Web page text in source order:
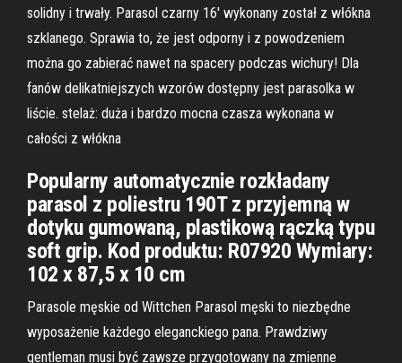
solidny i trwały. Parasol czarny 16' wykonany został z włókna
szklanego. Sprawia to, że jest odporny i z powodzeniem
można go zabierać nawet na spacery podczas wichury! Dla
fanów delikatniejszych wzorów dostępny jest parasolka w
liście. stelaż: duża i bardzo mocna czasza wykonana w
całości z włókna
Popularny automatycznie rozkładany
parasol z poliestru 190T z przyjemną w
dotyku gumowaną, plastikową rączką typu
soft grip. Kod produktu: R07920 Wymiary:
102 x 87,5 x 10 cm
Parasole męskie od Wittchen Parasol męski to niezbędne
wyposażenie każdego eleganckiego pana. Prawdziwy
gentleman musi być zawsze przygotowany na zmienne